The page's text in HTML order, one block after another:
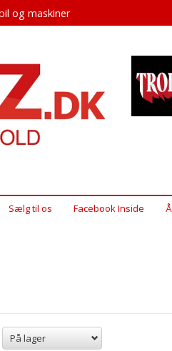
og maskiner
Sælg til os Facebook Inside
På lager